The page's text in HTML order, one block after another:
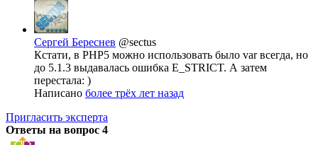
Сергей Береснев @sectus
Кстати, в PHP5 можно использовать было var всегда, но
до 5.1.3 выдавалась ошибка E_STRICT. А затем
перестала: )
Написано более трёх лет назад
Пригласить эксперта
Ответы на вопрос 4